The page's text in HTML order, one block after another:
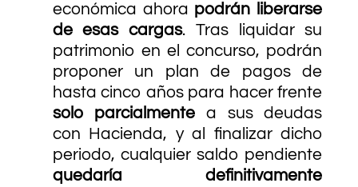
económica ahora podrán liberarse
de esas cargas. Tras liquidar su
patrimonio en el concurso, podrán
proponer un plan de pagos de
hasta cinco años para hacer frente
solo parcialmente a sus deudas
con Hacienda, y al finalizar dicho
periodo, cualquier saldo pendiente
quedaría definitivamente